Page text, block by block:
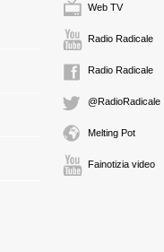
Web TV
Radio Radicale
Radio Radicale
@RadioRadicale
Melting Pot
Fainotizia video